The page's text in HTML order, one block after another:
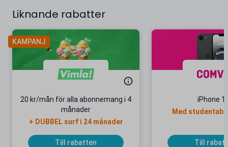
Liknande rabatter
KAMPANJ
20 kr/mån för alla abonnemang i 4
månader
+ DUBBEL surf i 24 månader
Till rabatten
iPhone
Med
Till